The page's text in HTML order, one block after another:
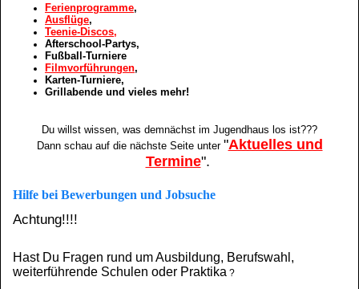
Ferienprogramme,
Ausflüge,
Teenie-Discos,
Afterschool-Partys,
Fußball-Turniere
Filmvorführungen,
Karten-Turniere,
Grillabende und vieles mehr!
Du willst wissen, was demnächst im Jugendhaus los ist???
Dann schau auf die nächste Seiteunter "Aktuelles und
Termine".
Hilfe bei Bewerbungen und Jobsuche
Achtung!!!!
Hast Du Fragen rund um Ausbildung, Berufswahl,
weiterführende Schulen oder Praktika ?